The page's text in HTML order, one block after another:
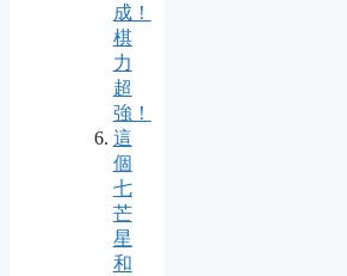
成！
棋
力
超
強！
這
個
七
芒
星
和